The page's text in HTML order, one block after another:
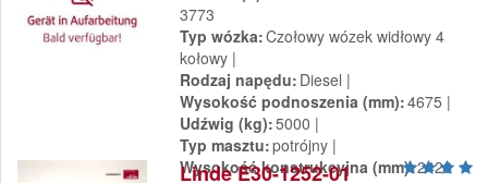
3773
Typ wózka Czołowy wózek widłowy 4
kołowy
Rodzaj napędu Diesel
Wysokość podnoszenia (mm) 4675
Udźwig (kg) 5000
Typ masztu potrójny
Wysokość konstrukcyjna (mm) 2426
Linde E30-1252-01